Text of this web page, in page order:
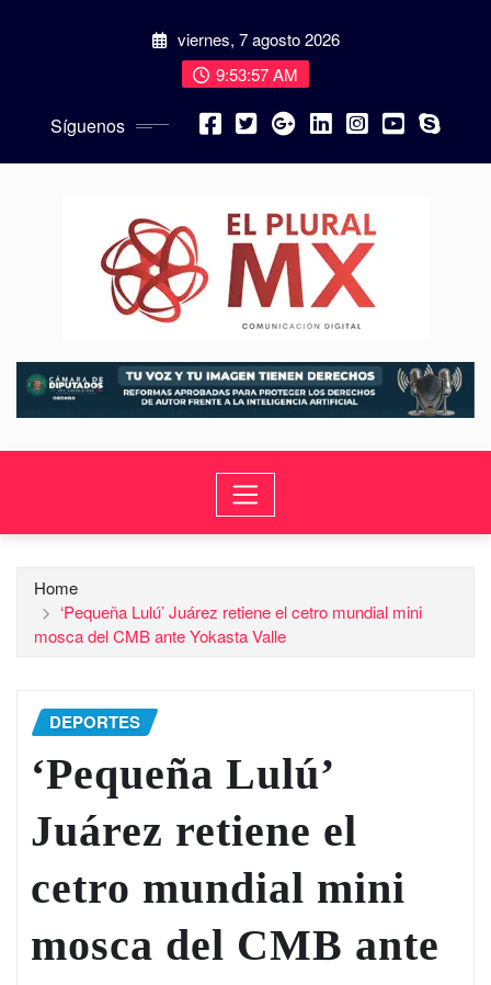
viernes, 7 agosto 2026
9:53:58 AM
Síguenos
Home
‘Pequeña Lulú’ Juárez retiene el cetro mundial mini
mosca del CMB ante Yokasta Valle
DEPORTES
‘Pequeña Lulú’
Juárez retiene el
cetro mundial mini
mosca del CMB ante